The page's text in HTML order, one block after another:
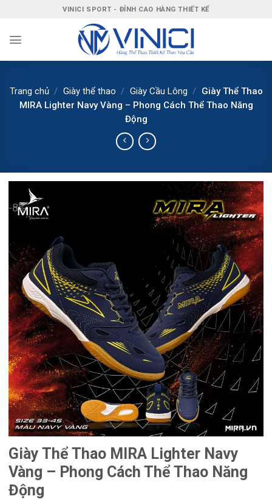
nội
VINICI SPORT - ĐỈNH CAO HÀNG THIẾT KẾ
Trang chủ / Giày thể thao / Giày Cầu Lông / Giày Thể Thao
MIRA Lighter Navy Vàng – Phong Cách Thể Thao Năng
Động
-8%
Giày Thể Thao MIRA Lighter Navy
Vàng – Phong Cách Thể Thao Năng
Động